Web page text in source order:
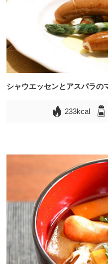
シャウエッセンとアスパラの
233kcal